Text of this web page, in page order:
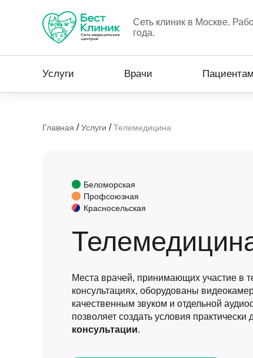
Сеть клиник в Москве.
года.
Услуги Врачи Пациентам
Главная /Услуги /Телемедицина
Беломорская
Профсоюзная
Красносельская
Места врачей, принимающих участие в
консультациях, оборудованы
качественным звуком и отдельной
позволяет создать условия практически
консультации.